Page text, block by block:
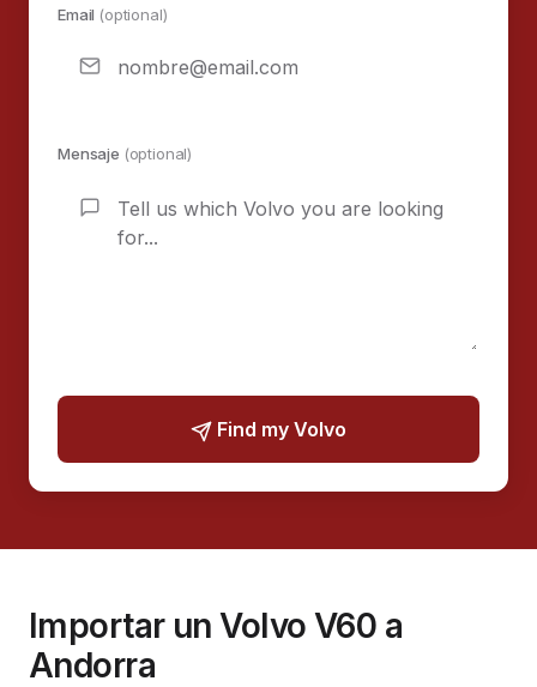
Email (optional)
Mensaje (optional)
Find my Volvo
Importar un Volvo V60 a
Andorra